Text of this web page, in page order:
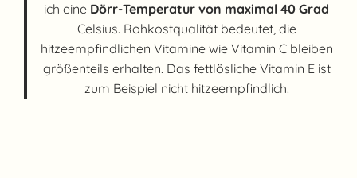
ich eine Dörr-Temperatur von maximal 40 Grad
Celsius. Rohkostqualität bedeutet, die
hitzeempfindlichen Vitamine wie Vitamin C bleiben
größenteils erhalten. Das fettlösliche Vitamin E ist
zum Beispiel nicht hitzeempfindlich.